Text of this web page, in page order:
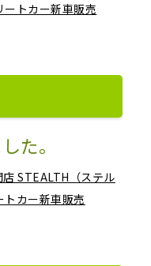
トカー新車販売
た。
STEALTH（ステル
カー新車販売